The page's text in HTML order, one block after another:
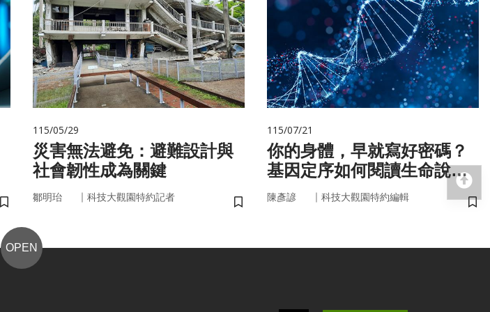
儲存書籤
115/05/29
災害無法避免：避難設計與
社會韌性成為關鍵
鄒明珆 ｜ 科技大觀園特約記者
儲存書籤
115/07/21
你的身體，早就寫好密碼？
基因定序如何閱讀生命說明
書
陳彥諺 ｜ 科技大觀園特約編輯
儲
OPEN
回